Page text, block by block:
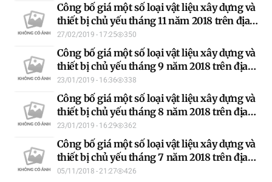
Công bố giá một số loại vật liệu xây dựng và
thiết bị chủ yếu tháng 11 năm 2018 trên địa
bàn tỉnh Tuyên Quang
27/02/2019 - 17:25 350
Công bố giá một số loại vật liệu xây dựng và
thiết bị chủ yếu tháng 9 năm 2018 trên địa
bàn tỉnh Tuyên Quang
23/01/2019 - 16:36 338
Công bố giá một số loại vật liệu xây dựng và
thiết bị chủ yếu tháng 8 năm 2018 trên địa
bàn tỉnh Tuyên Quang.
23/01/2019 - 16:29 362
Công bố giá một số loại vật liệu xây dựng và
thiết bị chủ yếu tháng 7 năm 2018 trên địa
bàn tỉnh Tuyên Quang
05/11/2018 - 21:27 426